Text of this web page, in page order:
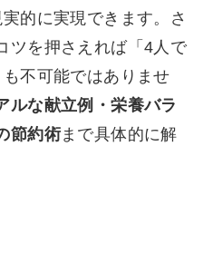
的に実現できます。さ
ツを押さえれば「4人で
不可能ではありませ
ルな献立例・栄養バラ
節約術まで具体的に解